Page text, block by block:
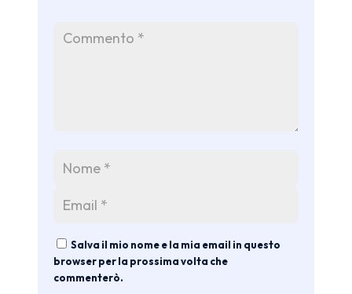
Salva il mio nome e la mia email in questo
browser per la prossima volta che
commenterò.